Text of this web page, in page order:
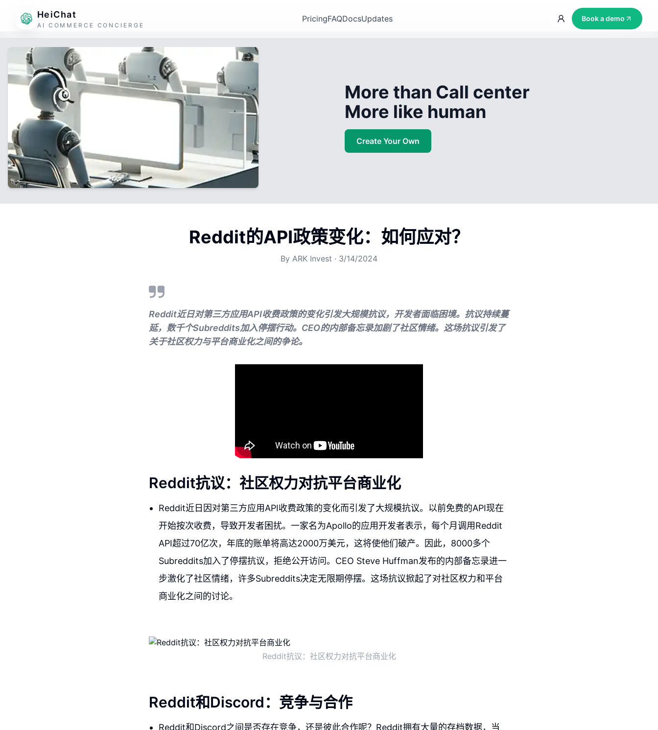
HeiChat
AI COMMERCE CONCIERGE
PricingFAQDocsUpdates Book a demo
More than Call center
More like human
Create Your Own
Reddit的API政策变化：如何应对？
By ARK Invest · 3/14/2024
Reddit近日对第三方应用API收费政策的变化引发大规模抗议，开发者面临困境。抗议持续蔓
延，数千个Subreddits加入停摆行动。CEO的内部备忘录加剧了社区情绪。这场抗议引发了
关于社区权力与平台商业化之间的争论。
Reddit抗议：社区权力对抗平台商业化
Reddit近日因对第三方应用API收费政策的变化而引发了大规模抗议。以前免费的API现在
开始按次收费，导致开发者困扰。一家名为Apollo的应用开发者表示，每个月调用Reddit
API超过70亿次，年底的账单将高达2000万美元，这将使他们破产。因此，8000多个
Subreddits加入了停摆抗议，拒绝公开访问。CEO Steve Huffman发布的内部备忘录进一
步激化了社区情绪，许多Subreddits决定无限期停摆。这场抗议掀起了对社区权力和平台
商业化之间的讨论。
Reddit抗议：社区权力对抗平台商业化
Reddit和Discord：竞争与合作
Reddit和Discord之间是否存在竞争，还是彼此合作呢？Reddit拥有大量的存档数据，当